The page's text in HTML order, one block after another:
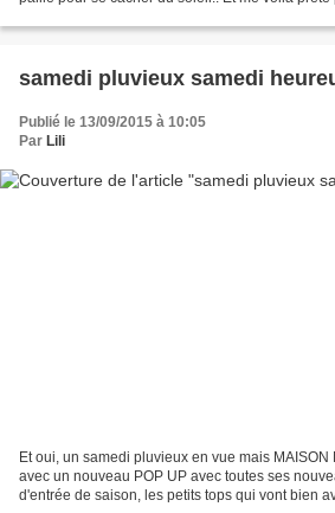
samedi pluvieux samedi
Publié le 13/09/2015 à 10:05
Par Lili
Et oui, un samedi pluvieux en vue mais
avec un nouveau POP UP avec toutes ses
d'entrée de saison, les petits tops qui vont bien